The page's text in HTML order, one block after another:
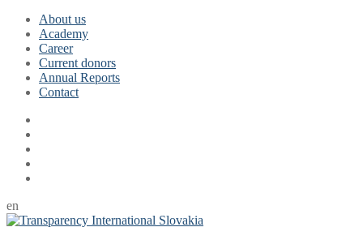
About us
Academy
Career
Current donors
Annual Reports
Contact
en